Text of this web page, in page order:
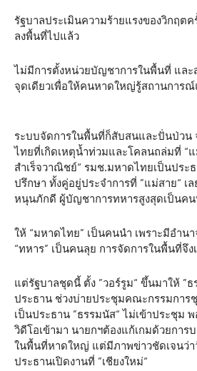
รัฐบาลประเมินความร้ายแรงของวิกฤตค
ลงพื้นที่ไปแล้ว
ไม่มีการตั้งหน่วยบัญชาการในพื้นที่ และ
จุดเดียวเพื่อให้คนหาดใหญ่รู้สถานการ
ระบบจัดการในพื้นที่ก็สับสนและปั่นป่วน
ไทยที่เกิดเหตุน้ำท่วมและโคลนถล่มที่ “แ
สำเร็จวาณิชย์“ รมช.มหาดไทยเป็นปร
ปรึกษา ทั้งคู่อยู่ประจำการที่ ”แม่สาย“ เ
หนุนภักดี ผู้บัญชาการทหารสูงสุดเป็นค
ให้ “มหาดไทย” เป็นคนนำ เพราะมีอำน
“ทหาร” เป็นคนลุย การจัดการในพื้นที่จึ
แต่รัฐบาลชุดนี้ ตั้ง ”วอร์รูม“ ขึ้นมาให้ ”ธ
ประธาน ช่วงบ่ายประชุมคณะกรรมกา
เป็นประธาน ”ธรรมนัส“ ไม่เข้าประชุม
วิดีโอเข้ามา นายกฯต้องแก้เกมด้วยการ
ในพื้นที่หาดใหญ่ แต่มีภาพข่าวชัดเจนว่า
ประธานเปิดงานที่ ”เชียงใหม่“